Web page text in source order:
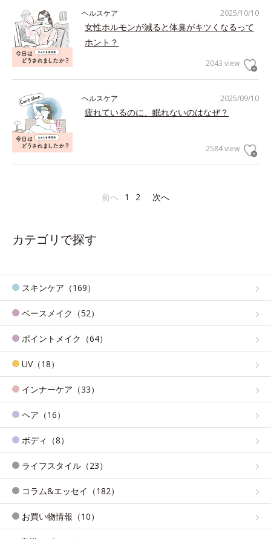
2025/10/10
ヘルスケア
女性ホルモンが減ると体臭がキツくなるって
ホント？
2043 view
2025/09/10
ヘルスケア
疲れているのに、眠れないのはなぜ？
2584 view
前へ 1 2 次へ
カテゴリで探す
スキンケア（169）
ベースメイク（52）
ポイントメイク（64）
UV（18）
インナーケア（33）
ヘア（16）
ボディ（8）
ライフスタイル（23）
コラム&エッセイ（182）
お買い物情報（10）